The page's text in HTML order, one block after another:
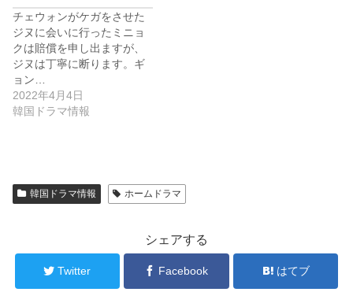
チェウォンがケガをさせた
ジヌに会いに行ったミニョ
クは賠償を申し出ますが、
ジヌは丁寧に断ります。ギ
ョン…
2022年4月4日
韓国ドラマ情報
韓国ドラマ情報 ホームドラマ
シェアする
Twitter Facebook はてブ